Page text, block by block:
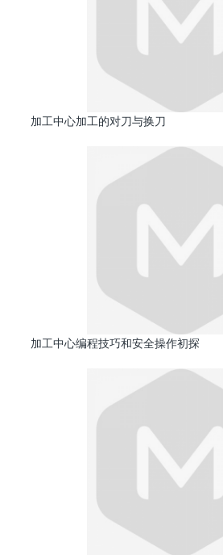
加工中心加工的对刀与换刀
加工中心编程技巧和安全操作初探